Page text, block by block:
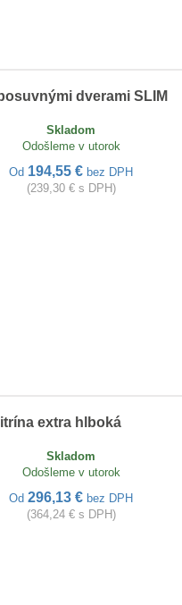
dverami SLIM
Skladom
Odošleme v utorok
Od 194,55 € bez DPH
(239,30 € s DPH)
extra hlboká
Skladom
Odošleme v utorok
Od 296,13 € bez DPH
(364,24 € s DPH)